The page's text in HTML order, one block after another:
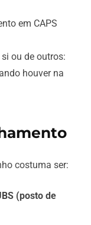
em CAPS
ou de outros:
houver na
costuma ser:
(posto de